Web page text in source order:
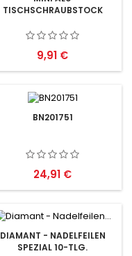
TISCHSCHRAUBSTOCK
Preis
9,91 €
BN201751
Preis
24,91 €
DIAMANT - NADELFEILEN
SPEZIAL 10-TLG.